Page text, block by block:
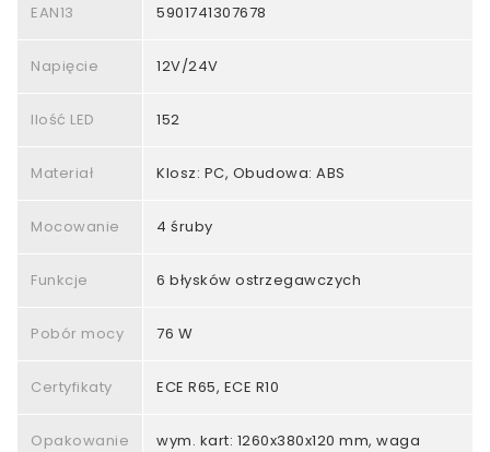
EAN13 5901741307678
Napięcie 12V/24V
Ilość LED 152
Materiał Klosz: PC, Obudowa: ABS
Mocowanie 4 śruby
Funkcje 6 błysków ostrzegawczych
Pobór mocy 76 W
Certyfikaty ECE R65, ECE R10
Opakowanie
wym. kart: 1260x380x120 mm, waga